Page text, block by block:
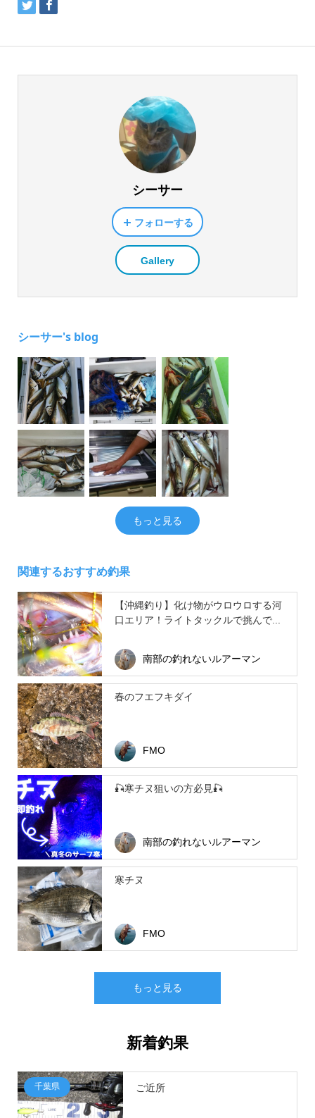
シーサー
フォローする
Gallery
シーサー's blog
もっと見る
関連するおすすめ釣果
【沖縄釣り】化け物がウロウロする河
口エリア！ライトタックルで挑んで...
南部の釣れないルアーマン
春のフエフキダイ
FMO
🎣寒チヌ狙いの方必見🎣
南部の釣れないルアーマン
寒チヌ
FMO
もっと見る
新着釣果
千葉県 ご近所